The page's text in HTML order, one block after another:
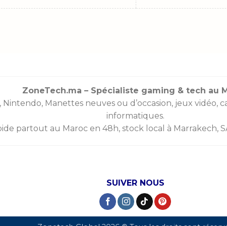
Ces chargeurs sont idéals pour :
Zonetech.ma, vous trouverez des modèles allant de
Chargeurs rapides (Fast Charging)
avec la technologieQuick Charge
ZoneTech.ma – Spécialiste gaming & tech au
, Nintendo, Manettesneuves ou d’occasion, jeux vidéo,
informatiques.
partout au Maroc en 48h, stock local à Marrakech,
SUIVER NOUS